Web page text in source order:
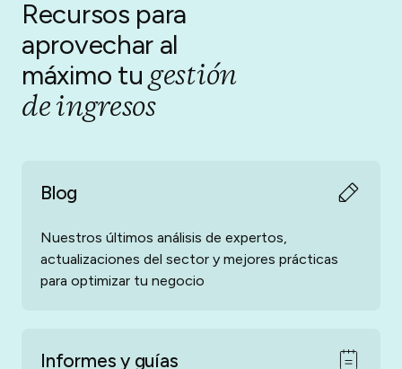
Recursos para
aprovechar al
máximo tugestión
de ingresos
Blog
Nuestros últimos análisis de expertos,
actualizaciones del sector y mejores prácticas
para optimizar tu negocio
Informes y guías